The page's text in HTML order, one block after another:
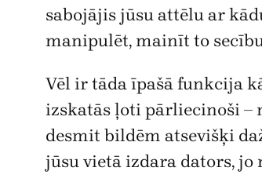
sabojājis jūsu attēlu ar
manipulēt, mainīt to
Vēl ir tāda īpašā funkcija
izskatās ļoti pārliecinoši –
desmit bildēm atsevišķi
jūsu vietā izdara dators,